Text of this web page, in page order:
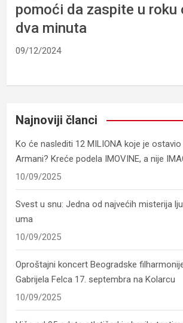
pomoći da zaspite u roku
dva minuta
09/12/2024
Najnoviji članci
Ko će naslediti 12 MILIONA koje je
Armani? Kreće podela IMOVINE, a nije
10/09/2025
Svest u snu: Jedna od najvećih misterija
uma
10/09/2025
Oproštajni koncert Beogradske
Gabrijela Felca 17. septembra na Kolarcu
10/09/2025